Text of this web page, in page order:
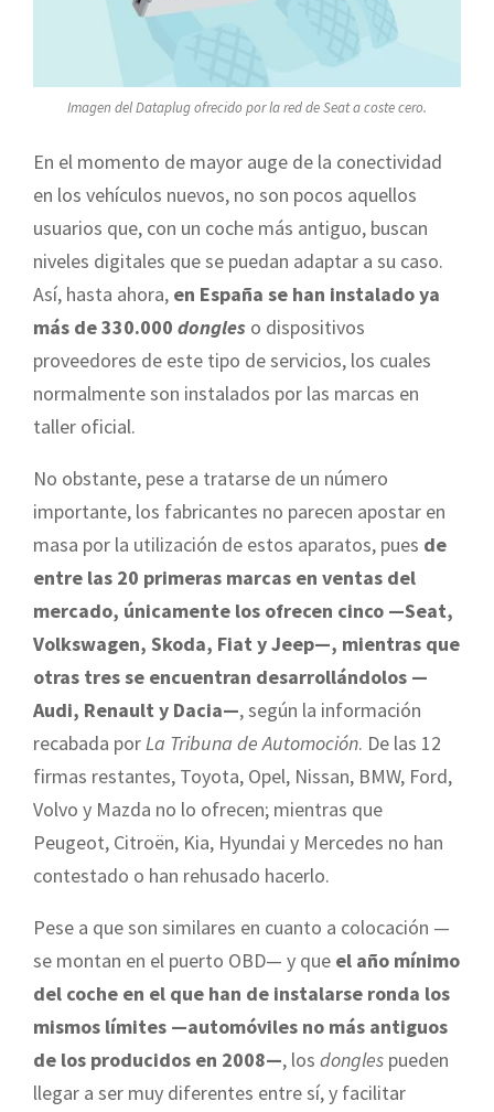
Imagen del Dataplug ofrecido por la red de Seat a coste cero.
En el momento de mayor auge de la conectividad
en los vehículos nuevos, no son pocos aquellos
usuarios que, con un coche más antiguo, buscan
niveles digitales que se puedan adaptar a su caso.
Así, hasta ahora, en España se han instalado ya
más de 330.000 dongles o dispositivos
proveedores de este tipo de servicios, los cuales
normalmente son instalados por las marcas en
taller oficial.
No obstante, pese a tratarse de un número
importante, los fabricantes no parecen apostar en
masa por la utilización de estos aparatos, pues de
entre las 20 primeras marcas en ventas del
mercado, únicamente los ofrecen cinco —Seat,
Volkswagen, Skoda, Fiat y Jeep—, mientras que
otras tres se encuentran desarrollándolos —
Audi, Renault y Dacia—, según la información
recabada porLa Tribuna de Automoción. De las 12
firmas restantes, Toyota, Opel, Nissan, BMW, Ford,
Volvo y Mazda no lo ofrecen; mientras que
Peugeot, Citroën, Kia, Hyundai y Mercedes no han
contestado o han rehusado hacerlo.
Pese a que son similares en cuanto a colocación —
se montan en el puerto OBD— y que el año mínimo
del coche en el que han de instalarse ronda los
mismos límites —automóviles no más antiguos
de los producidos en 2008—, los dongles pueden
llegar a ser muy diferentes entre sí, y facilitar